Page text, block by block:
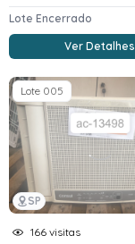
Lote Encerrado
Ver Detalhes
SP
Lote 005
166 visitas